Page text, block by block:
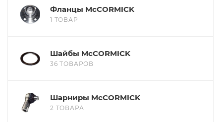
Фланцы McCORMICK
1 ТОВАР
Шайбы McCORMICK
36 ТОВАРОВ
Шарниры McCORMICK
2 ТОВАРА